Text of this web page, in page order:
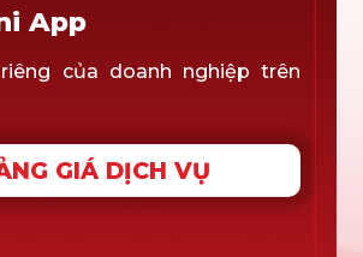
App
của doanh nghiệp trên
GIÁ DỊCH VỤ